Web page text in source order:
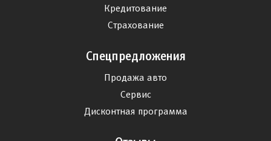
Кредитование
Страхование
Спецпредложения
Продажа авто
Сервис
Дисконтная программа